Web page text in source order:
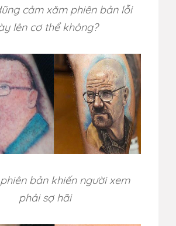
cảm xăm phiên bản lỗi
lên cơ thể không?
bản khiến người xem
phải sợ hãi